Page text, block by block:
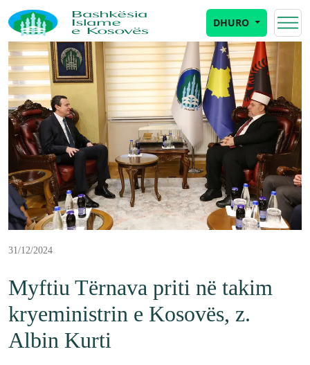
DHURO
31/12/2024
Myftiu Tërnava priti në takim
kryeministrin e Kosovës, z.
Albin Kurti